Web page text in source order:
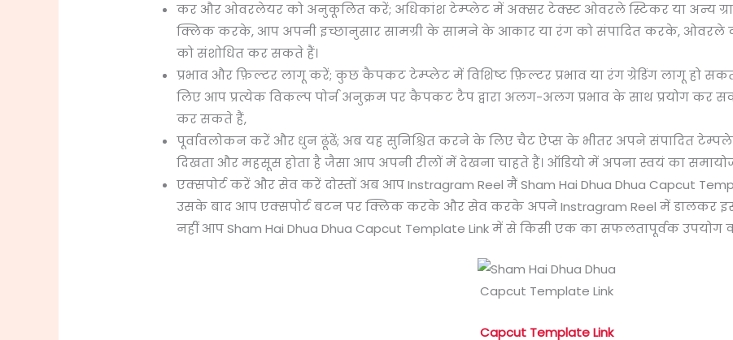
कर और ओवरलेयर को अनुकूलित करें; अधिकांश टेम्प्लेट में अक्सर टेक्स्ट ओवरले स्टिकर या अन्य
क्लिक करके, आप अपनी इच्छानुसार सामग्री के सामने के आकार या रंग को संपादित करके, ओवरले
को संशोधित कर सकते हैं।
प्रभाव और फ़िल्टर लागू करें; कुछ कैपकट टेम्प्लेट में विशिष्ट फ़िल्टर प्रभाव या रंग ग्रेडिंग लागू हो
लिए आप प्रत्येक विकल्प पोर्न अनुक्रम पर कैपकट टैप द्वारा अलग-अलग प्रभाव के साथ प्रयोग कर
कर सकते हैं,
पूर्वावलोकन करें और धुन ढूंढें; अब यह सुनिश्चित करने के लिए चैट ऐप्स के भीतर अपने संपादित
दिखता और महसूस होता है जैसा आप अपनी रीलों में देखना चाहते हैं। ऑडियो में अपना स्वयं का
एक्सपोर्ट करें और सेव करें दोस्तों अब आप Instragram Reel मैं Sham Hai Dhua Dhua Capcut
उसके बाद आप एक्सपोर्ट बटन पर क्लिक करके और सेव करके अपने Instragram Reel में डालकर
नहीं आप Sham Hai Dhua Dhua Capcut Template Link में से किसी एक का सफलतापूर्वक उपयोग
Capcut Template Link